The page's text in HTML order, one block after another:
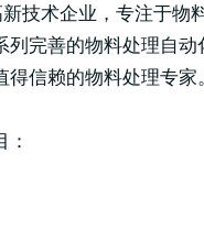
技术企业，专注于物
完善的物料处理自
信赖的物料处理专家